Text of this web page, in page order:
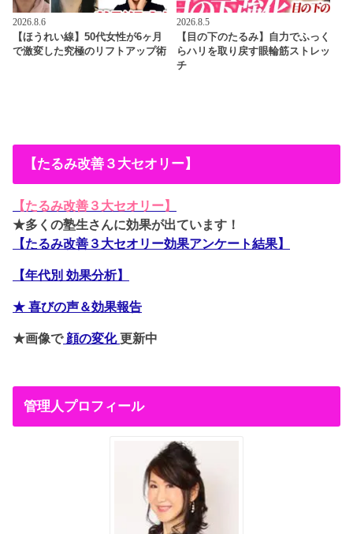
2026.8.6
【ほうれい線】50代女性が6ヶ月
で激変した究極のリフトアップ術
2026.8.5
【目の下のたるみ】自力でふっく
らハリを取り戻す眼輪筋ストレッ
チ
【たるみ改善３大セオリー】
【たるみ改善３大セオリー】
★多くの塾生さんに効果が出ています！
【たるみ改善３大セオリー効果アンケート結果】
【年代別 効果分析】
★ 喜びの声＆効果報告
★画像で顔の変化更新中
管理人プロフィール